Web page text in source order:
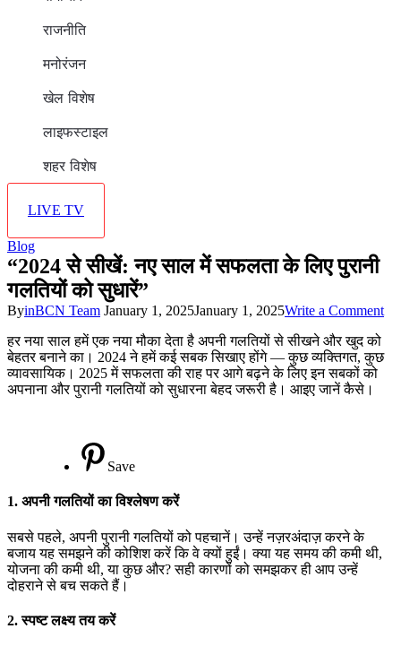
राजनीति
मनोरंजन
खेल विशेष
लाइफस्टाइल
शहर विशेष
LIVE TV
Blog
“2024 से सीखें: नए साल में सफलता के लिए पुरानी
गलतियों को सुधारें”
ByinBCN Team January 1, 2025January 1, 2025Write a Commenton
हर नया साल हमें एक नया मौका देता है अपनी गलतियों से सीखने और खुद को
बेहतर बनाने का। 2024 ने हमें कई सबक सिखाए होंगे — कुछ व्यक्तिगत, कुछ
व्यावसायिक। 2025 में सफलता की राह पर आगे बढ़ने के लिए इन सबकों को
अपनाना और पुरानी गलतियों को सुधारना बेहद जरूरी है। आइए जानें कैसे।
Save
1. अपनी गलतियों का विश्लेषण करें
सबसे पहले, अपनी पुरानी गलतियों को पहचानें। उन्हें नज़रअंदाज़ करने के
बजाय यह समझने की कोशिश करें कि वे क्यों हुईं। क्या यह समय की कमी थी,
योजना की कमी थी, या कुछ और? सही कारणों को समझकर ही आप उन्हें
दोहराने से बच सकते हैं।
2.स्पष्ट लक्ष्य तय करें